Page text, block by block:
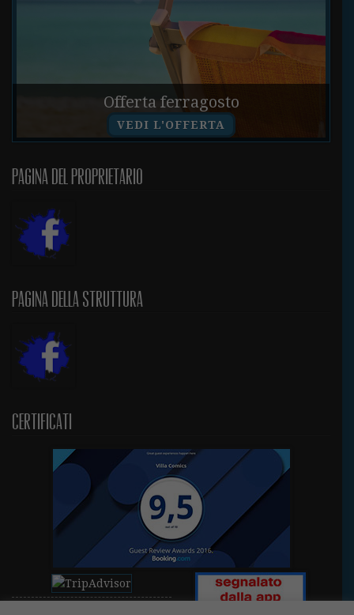
Offerta ferragosto
VEDI L'OFFERTA
Pagina del proprietario
Pagina della struttura
Certificati